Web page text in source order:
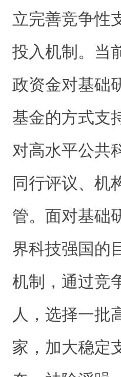
立完善竞争性
投入机制。当
政资金对基础
基金的方式支
对高水平公共
同行评议、机
管。面对基础
界科技强国的
机制，通过竞
人，选择一批
家，加大稳定